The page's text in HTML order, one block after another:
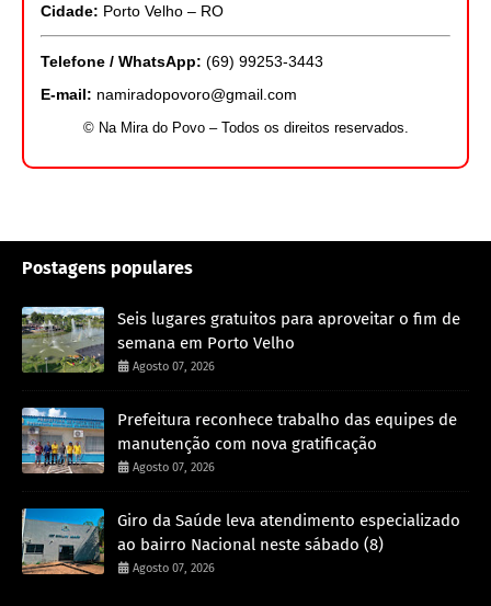
Cidade: Porto Velho – RO
Telefone / WhatsApp: (69) 99253-3443
E-mail: namiradopovoro@gmail.com
© Na Mira do Povo – Todos os direitos reservados.
Postagens populares
Seis lugares gratuitos para aproveitar o fim de
semana em Porto Velho
Agosto 07, 2026
Prefeitura reconhece trabalho das equipes de
manutenção com nova gratificação
Agosto 07, 2026
Giro da Saúde leva atendimento especializado
ao bairro Nacional neste sábado (8)
Agosto 07, 2026